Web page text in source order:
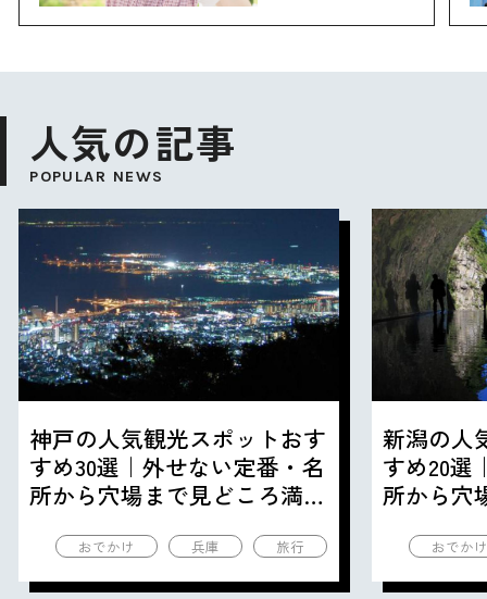
人気の記事
POPULAR NEWS
神戸の人気観光スポットおす
すめ30選｜外せない定番・名
所から穴場まで見どころ満載
おでかけ 兵庫 旅行
新潟の人
すめ20選
所から穴
おでか